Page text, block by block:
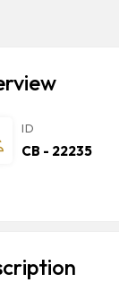
ID
CB - 22235